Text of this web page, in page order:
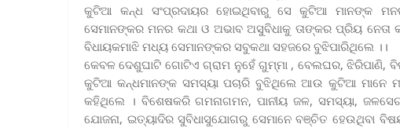
କୁଟିଆ କନ୍ଧ ସଂପ୍ରଦାୟର ହୋଇଥିବାରୁ ସେ କୁଟିଆ ମାନଙ୍କ
ସେମାନଙ୍କର ମନର କଥା ଓ ଅଭାବ ଅସୁବିଧାକୁ ତାଙ୍କର ପ୍ରିୟ
ବିଧାୟକମାଝି ମଧ୍ୟ ସେମାନଙ୍କର ସବୁକଥା ସହଜରେ ବୁଝିପାରିଥିଲେ ।।
କେବଳ ଦେଶୁଘାଟି ଗୋଟିଏ ଗ୍ରାମ ନୁହେଁ ଗୁମ୍ମା , ବେଲଘର,
କୁଟିଆ କନ୍ଧମାନଙ୍କ ସମସ୍ୟା ପଚାରି ବୁଝିଥିଲେ ଆଉ କୁଟିଆ ମାନେ
କହିଥିଲେ । ବିଶେଷକରି ଗମନାଗମନ, ପାନୀୟ ଜଳ, ସମସ୍ୟା,
ଯୋଜନା, ଇତ୍ୟାଦିର ସୁବିଧାସୁଯୋଗରୁ ସେମାନେ ବଞ୍ଚିତ ହେଉଥିବା